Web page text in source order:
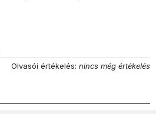
Olvasói értékelés: nincs még értékelés